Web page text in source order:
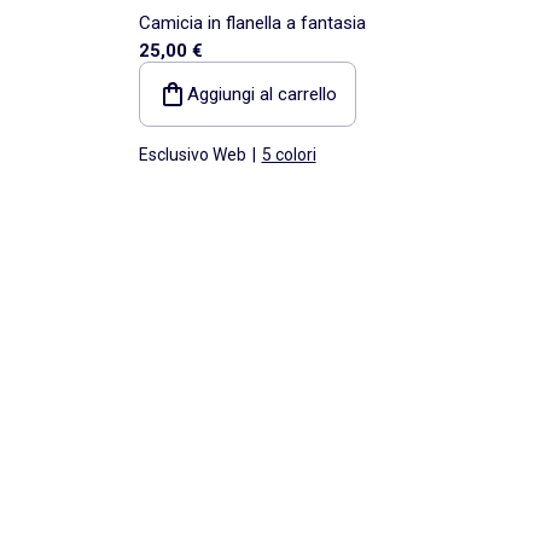
Camicia in flanella a fantasia
25,00 €
Aggiungi al carrello
Esclusivo Web 5 colori